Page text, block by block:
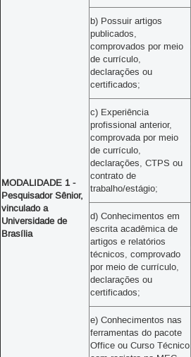
MODALIDADE 1 -
Pesquisador Sênior,
vinculado a
Universidade de
Brasília
b) Possuir artigos
publicados,
comprovados por meio
de currículo,
declarações ou
certificados;
c) Experiência
profissional anterior,
comprovada por meio
de currículo,
declarações, CTPS ou
contrato de
trabalho/estágio;
d) Conhecimentos em
escrita acadêmica de
artigos e relatórios
técnicos, comprovado
por meio de currículo,
declarações ou
certificados;
e) Conhecimentos nas
ferramentas do pacote
Office ou Curso Técnico